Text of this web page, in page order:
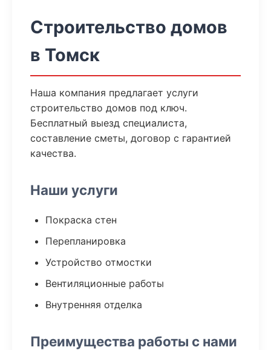
Строительство домов
в Томск
Наша компания предлагает услуги
строительство домов под ключ.
Бесплатный выезд специалиста,
составление сметы, договор с гарантией
качества.
Наши услуги
Покраска стен
Перепланировка
Устройство отмостки
Вентиляционные работы
Внутренняя отделка
Преимущества работы с нами